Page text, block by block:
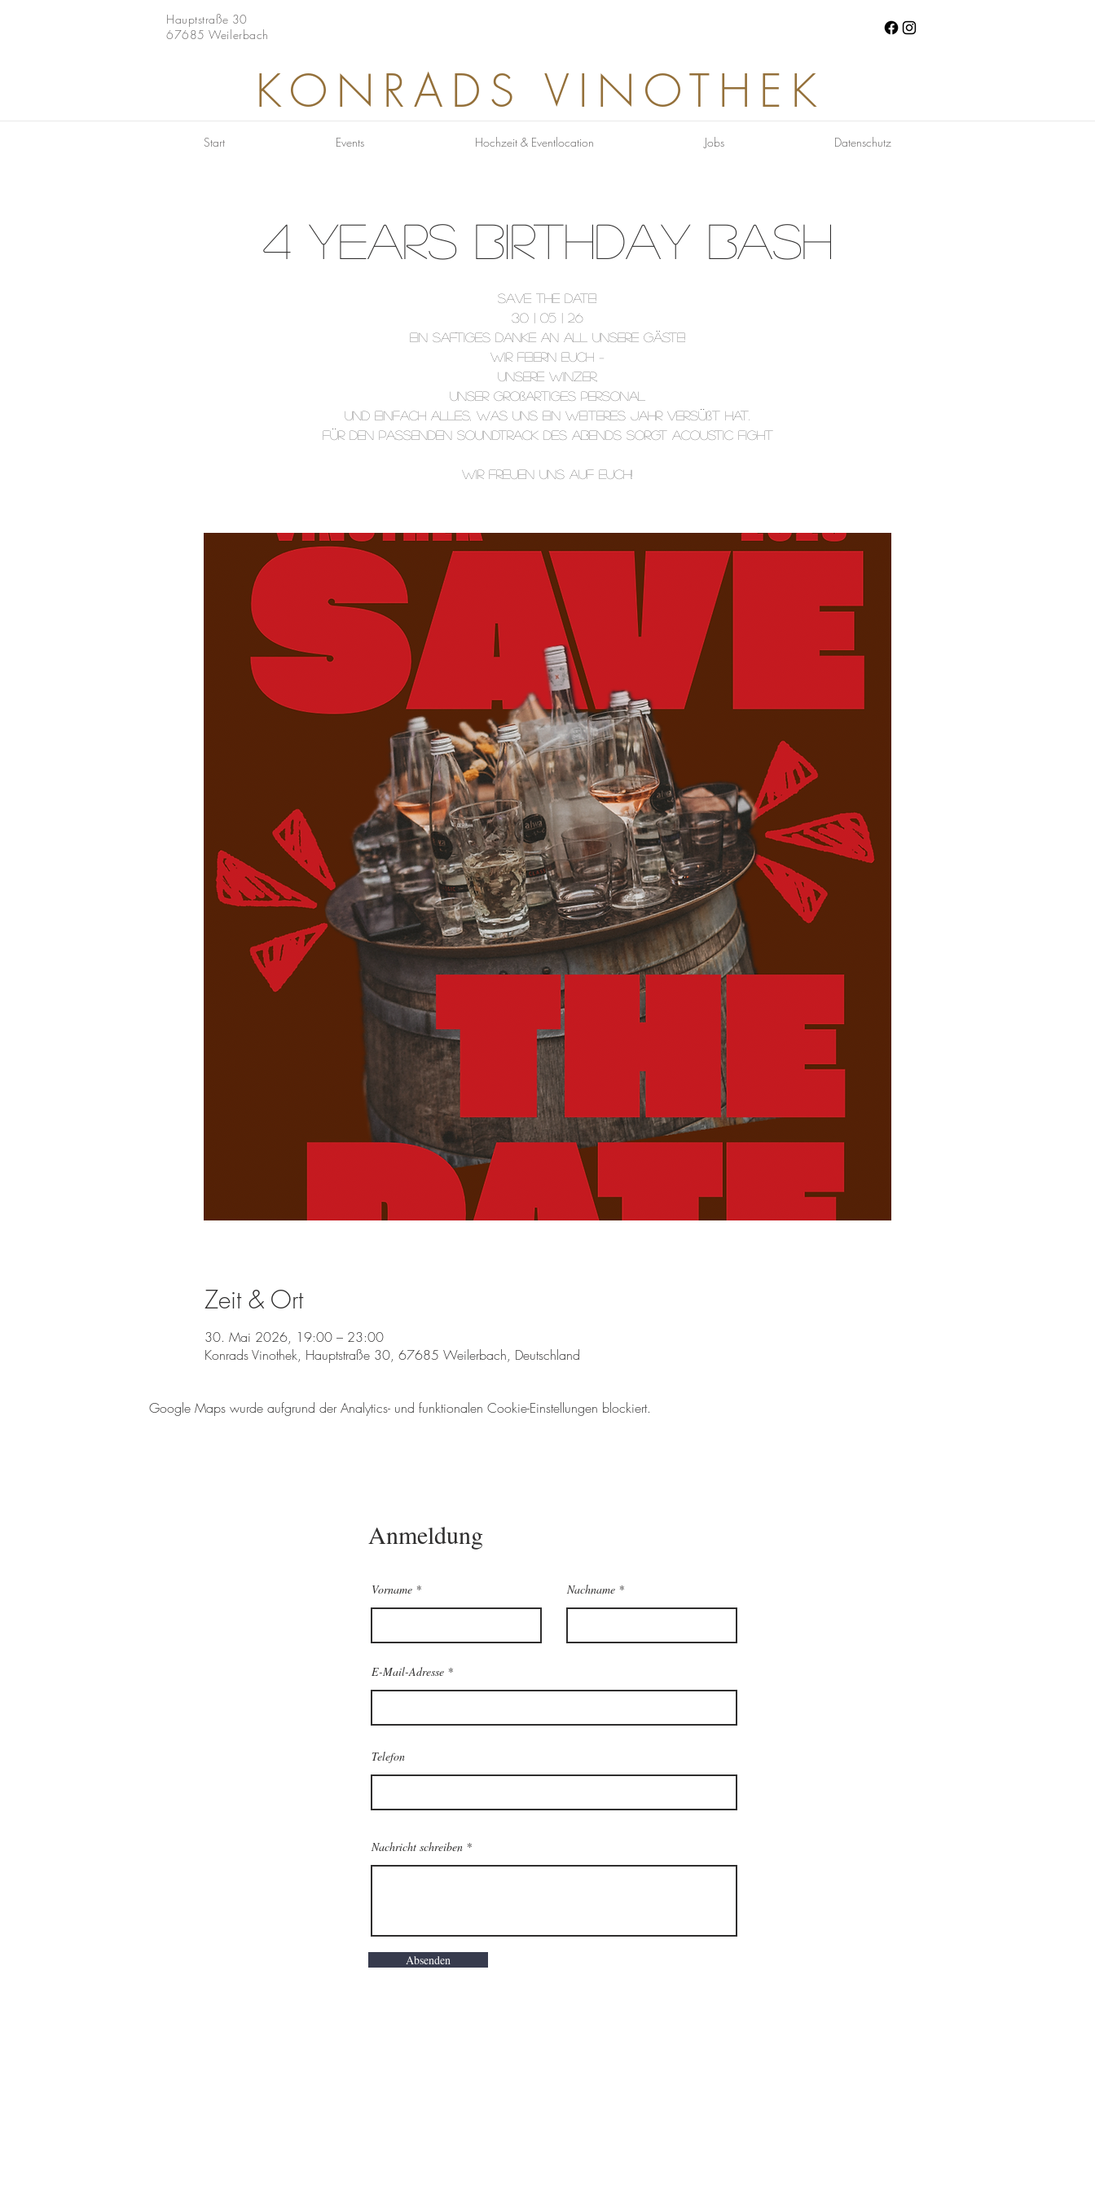
Hauptstraße 30
67685 Weilerbach
KONRADS VINOTHEK
Start Events Hochzeit & Eventlocation Jobs Datenschutz
4 YEARS BIRTHDAY BASH
SAVE THE DATE!
30 | 05 | 26
Ein saftiges DANKE an all unsere Gäste!
Wir feiern euch –
unsere Winzer,
unser großartiges Personal
und einfach alles, was uns ein weiteres Jahr versüßt hat.
Für den passenden Soundtrack des Abends sorgt Acoustic Fight
Zeit & Ort
30. Mai 2026, 19:00 – 23:00
Konrads Vinothek, Hauptstraße 30, 67685 Weilerbach, Deutschland
Google Maps wurde aufgrund der Analytics- und funktionalen Cookie-Einstellungen blockiert.
Anmeldung
Vorname Nachname
E-Mail-Adresse
Telefon
Nachricht schreiben
Absenden